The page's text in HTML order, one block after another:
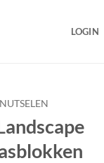
LOGIN